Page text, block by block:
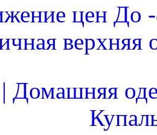
цен До
| Домашняя